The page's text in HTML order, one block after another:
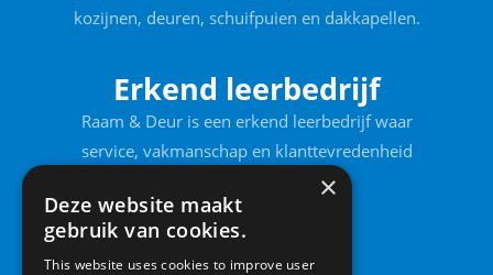
kozijnen, deuren, schuifpuien en dakkapellen.
Erkend leerbedrijf
Raam & Deur is een erkend leerbedrijf waar
service, vakmanschap en klanttevredenheid
×
Deze website maakt
gebruik van cookies.
This website uses cookies to improve user